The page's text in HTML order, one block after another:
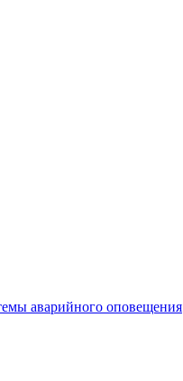
аварийного оповещения